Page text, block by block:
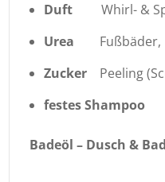
Duft Whirl- &
Urea
Zucker Peeling
festes Shampoo
Badeöl – Dusch &